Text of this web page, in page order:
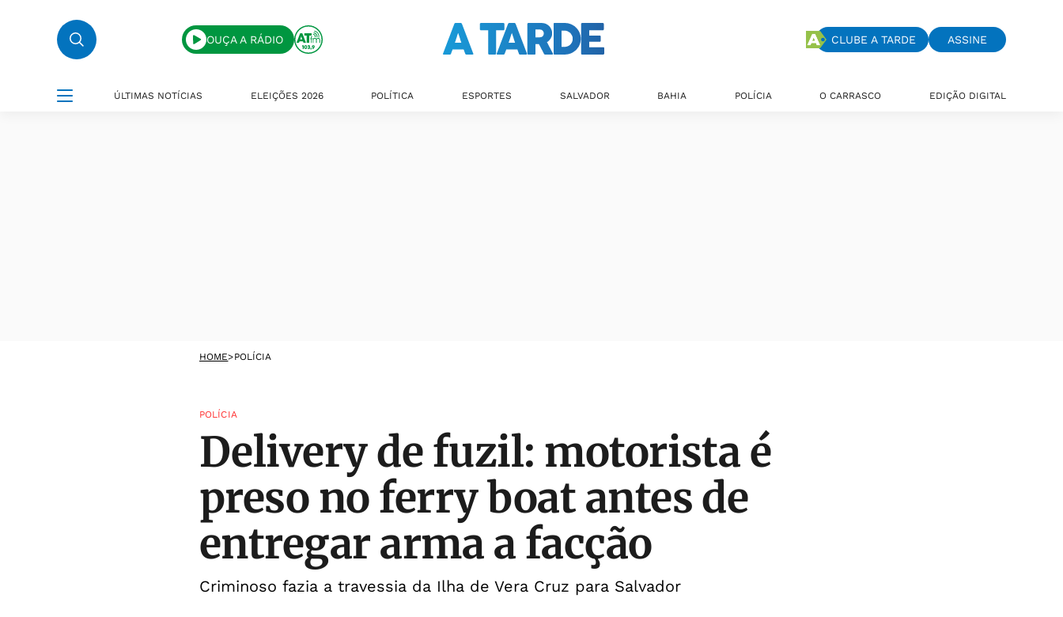
OUÇA A RÁDIO CLUBE A TARDE ASSINE
ÚLTIMAS NOTÍCIAS ELEIÇÕES 2026 POLÍTICA ESPORTES SALVADOR BAHIA POLÍCIA O CARRASCO EDIÇÃO DIGITAL
HOME>POLÍCIA
POLÍCIA
Delivery de fuzil: motorista é
preso no ferry boat antes de
entregar arma a facção
Criminoso fazia a travessia da Ilha de Vera Cruz para Salvador